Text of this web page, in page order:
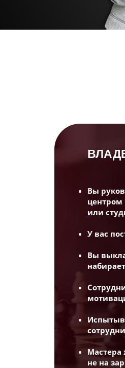
Вы
центром
или
У вас
Вы
Мастера
не на